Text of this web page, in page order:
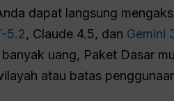
dapat langsung
5.2, Claude 4.5, dan Gemini
uang, Paket Dasar
atau batas